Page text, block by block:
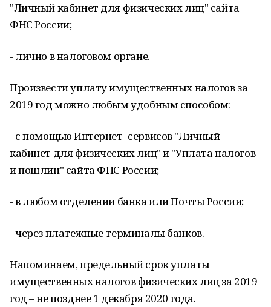
"Личный кабинет для физических лиц" сайта
ФНС России;
- лично в налоговом органе.
Произвести уплату имущественных налогов за
2019 год можно любым удобным способом:
- с помощью Интернет–сервисов "Личный
кабинет для физических лиц" и "Уплата налогов
и пошлин" сайта ФНС России;
- в любом отделении банка или Почты России;
- через платежные терминалы банков.
Напоминаем, предельный срок уплаты
имущественных налогов физических лиц за 2019
год – не позднее 1 декабря 2020 года.